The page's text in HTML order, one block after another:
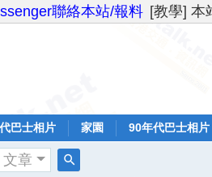
聯絡本站/報料 [教學] 本
巴士相片 家園 90年代巴士相片
文章